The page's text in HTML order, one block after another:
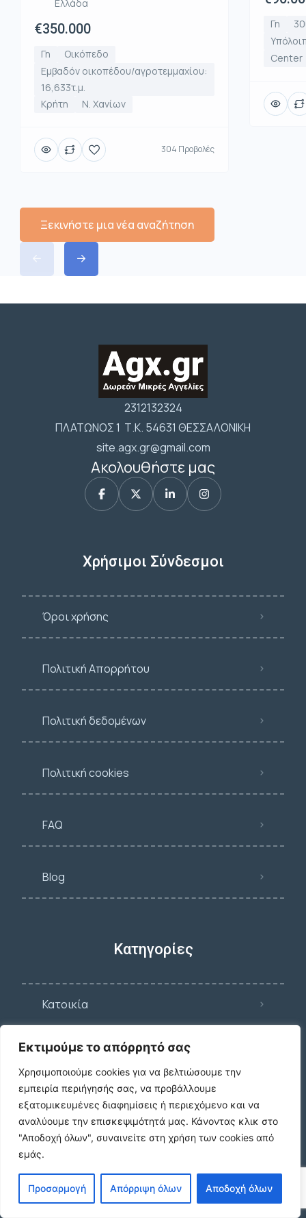
Εκτιμούμε το απόρρητό σας
Χρησιμοποιούμε cookies για να βελτιώσουμε την
εμπειρία περιήγησής σας, να προβάλλουμε
εξατομικευμένες διαφημίσεις ή περιεχόμενο και να
αναλύουμε την επισκεψιμότητά μας. Κάνοντας κλικ στο
"Αποδοχή όλων", συναινείτε στη χρήση των cookies από
εμάς.
Προσαρμογή Απόρριψη όλων Αποδοχή όλων
Ελλάδα
€350.000
Γη
Οικόπεδο
Εμβαδόν οικοπέδου/αγροτεμμαχίου:
16,633τ.μ.
Κρήτη
Ν. Χανίων
304 Προβολές
Γη
Center
Ξεκινήστε μια νέα αναζήτηση
2312132324
ΠΛΑΤΩΝΟΣ 1 Τ.Κ. 54631 ΘΕΣΣΑΛΟΝΙΚΗ
site.agx.gr@gmail.com
Ακολουθήστε μας
Χρήσιμοι Σύνδεσμοι
Όροι χρήσης
Πολιτική Απορρήτου
Πολιτική δεδομένων
Πολιτική cookies
FAQ
Blog
Κατηγορίες
Κατοικία
Γη
Επαγγ. Στέγη
Λοιπά ακίνητα
Ο λογαριασμός μου